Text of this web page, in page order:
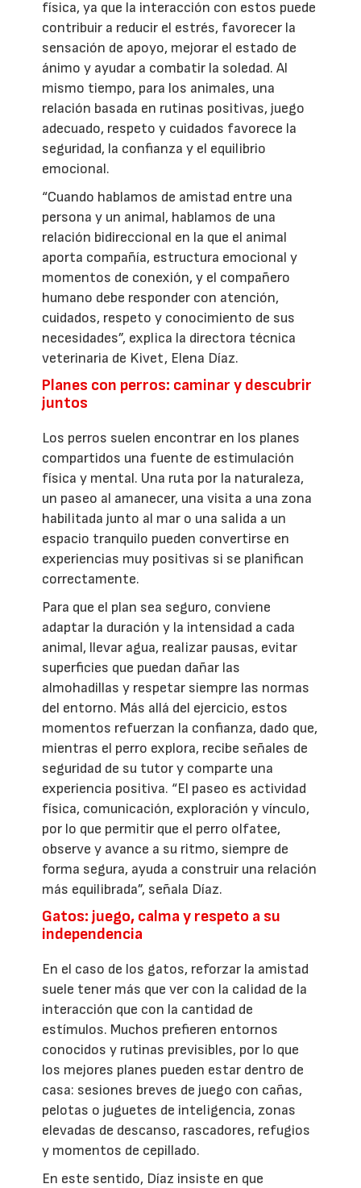
física, ya que la interacción con estos puede
contribuir a reducir el estrés, favorecer la
sensación de apoyo, mejorar el estado de
ánimo y ayudar a combatir la soledad. Al
mismo tiempo, para los animales, una
relación basada en rutinas positivas, juego
adecuado, respeto y cuidados favorece la
seguridad, la confianza y el equilibrio
emocional.
“Cuando hablamos de amistad entre una
persona y un animal, hablamos de una
relación bidireccional en la que el animal
aporta compañía, estructura emocional y
momentos de conexión, y el compañero
humano debe responder con atención,
cuidados, respeto y conocimiento de sus
necesidades”, explica la directora técnica
veterinaria de Kivet, Elena Díaz.
Planes con perros: caminar y descubrir
juntos
Los perros suelen encontrar en los planes
compartidos una fuente de estimulación
física y mental. Una ruta por la naturaleza,
un paseo al amanecer, una visita a una zona
habilitada junto al mar o una salida a un
espacio tranquilo pueden convertirse en
experiencias muy positivas si se planifican
correctamente.
Para que el plan sea seguro, conviene
adaptar la duración y la intensidad a cada
animal, llevar agua, realizar pausas, evitar
superficies que puedan dañar las
almohadillas y respetar siempre las normas
del entorno. Más allá del ejercicio, estos
momentos refuerzan la confianza, dado que,
mientras el perro explora, recibe señales de
seguridad de su tutor y comparte una
experiencia positiva. “El paseo es actividad
física, comunicación, exploración y vínculo,
por lo que permitir que el perro olfatee,
observe y avance a su ritmo, siempre de
forma segura, ayuda a construir una relación
más equilibrada”, señala Díaz.
Gatos: juego, calma y respeto a su
independencia
En el caso de los gatos, reforzar la amistad
suele tener más que ver con la calidad de la
interacción que con la cantidad de
estímulos. Muchos prefieren entornos
conocidos y rutinas previsibles, por lo que
los mejores planes pueden estar dentro de
casa: sesiones breves de juego con cañas,
pelotas o juguetes de inteligencia, zonas
elevadas de descanso, rascadores, refugios
y momentos de cepillado.
En este sentido, Díaz insiste en que